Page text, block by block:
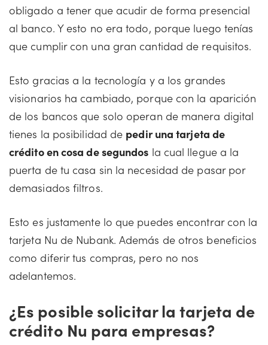
obligado a tener que acudir de forma presencial
al banco. Y esto no era todo, porque luego tenías
que cumplir con una gran cantidad de requisitos.
Esto gracias a la tecnología y a los grandes
visionarios ha cambiado, porque con la aparición
de los bancos que solo operan de manera digital
tienes la posibilidad de pedir una tarjeta de
crédito en cosa de segundos la cual llegue a la
puerta de tu casa sin la necesidad de pasar por
demasiados filtros.
Esto es justamente lo que puedes encontrar con la
tarjeta Nu de Nubank. Además de otros beneficios
como diferir tus compras, pero no nos
adelantemos.
¿Es posible solicitar la tarjeta de
crédito Nu para empresas?